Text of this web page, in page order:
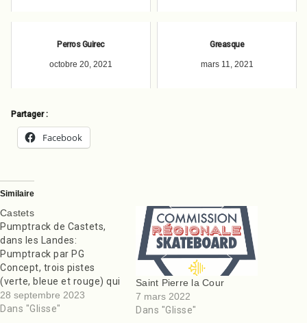
Perros Guirec
octobre 20, 2021
Greasque
mars 11, 2021
Partager :
Facebook
Similaire
Castets
Pumptrack de Castets,
dans les Landes:
Pumptrack par PG
Concept, trois pistes
(verte, bleue et rouge) qui
se croisent et se
recroisent offrant des
28 septembre 2023
Dans "Glisse"
Saint Pierre la Cour
7 mars 2022
Dans "Glisse"